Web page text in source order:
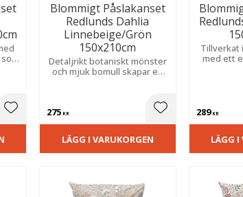
Lägg till i favoriter
Blommigt Påslakanset
Redlunds Dahlia
Linnebeige/Grön
150x210cm
Detaljrikt botaniskt mönster
och mjuk bomull skapar en
275 KR Lägg till i
LÄGG I VARUKORGEN
Tillverkat
med ett
289KR
LÄGG I